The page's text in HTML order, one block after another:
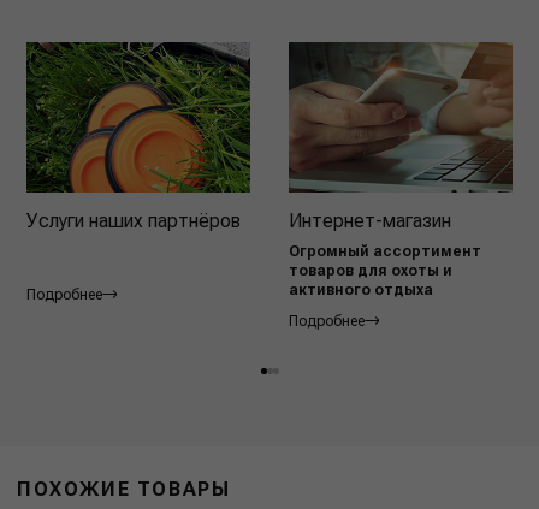
Услуги наших партнёров
Подробнее
Интернет-магазин
Огромный ассортимент
товаров для охоты и
активного отдыха
Подробнее
ПОХОЖИЕ ТОВАРЫ